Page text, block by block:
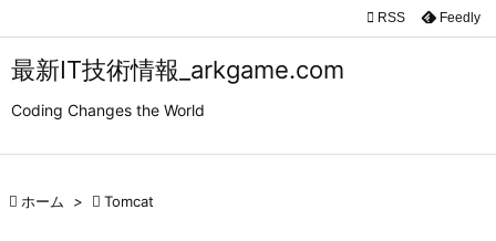
最新IT技術情報_arkgame.com
Coding Changes the World


 RSS Feedly
 ホーム >  Tomcat